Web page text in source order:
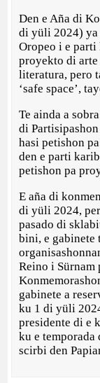
Den e Aña di
di yüli 2024) ya
Oropeo i e parti
proyekto di
literatura, pero
‘safe space’,
Te ainda a
di
hasi petishon
den e parti
petishon pa
E aña di
di yüli 2024,
pasado di
bini, e gabinete
Reino i Sürnam
gabinete a
ku 1 di yüli
presidente di e
ku e temporada
scirbi den